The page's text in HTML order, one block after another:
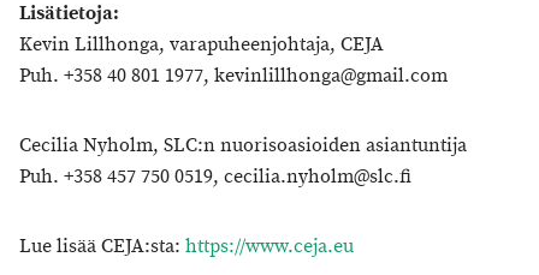
Lisätietoja:
Kevin Lillhonga, varapuheenjohtaja, CEJA
Puh. +358 40 801 1977, kevinlillhonga@gmail.com
Cecilia Nyholm, SLC:n nuorisoasioiden asiantuntija
Puh. +358 457 750 0519, cecilia.nyholm@slc.fi
Lue lisää CEJA:sta: https://www.ceja.eu